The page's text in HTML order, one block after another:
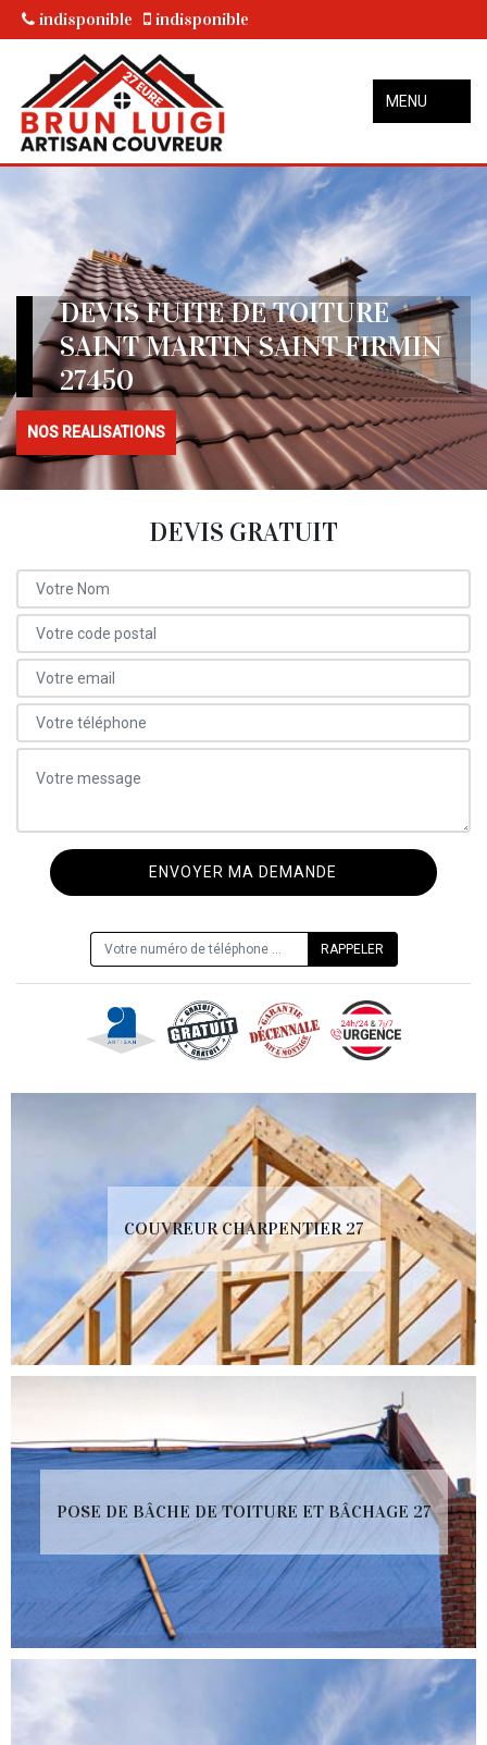
indisponible indisponible
MENU
DEVIS FUITE DE TOITURE
SAINT MARTIN SAINT FIRMIN
27450
NOS REALISATIONS
DEVIS GRATUIT
COUVREUR CHARPENTIER 27
POSE DE BÂCHE DE TOITURE ET BÂCHAGE 27